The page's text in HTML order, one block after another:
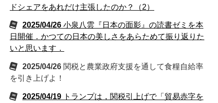
ドシェアをあれだけ主張したのか？（2）
2025/04/26 小泉八雲『日本の面影』の読書ゼミを本
日開催．かつての日本の美しさをあらためて振り返りた
いと思います．
2025/04/26 関税と農業政府支援を通して食糧自給率
を引き上げよ！
2025/04/19 トランプは，関税引上げで「貿易赤字を